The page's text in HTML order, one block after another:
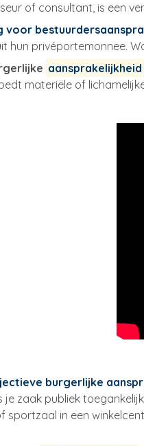
of consultant, is een
voor
hun privéportemonnee.
aansprakelijkheid
materiële of
burgerlijke
je zaak publiek
sportzaal in een